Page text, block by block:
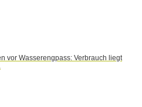
vor Wasserengpass: Verbrauch liegt